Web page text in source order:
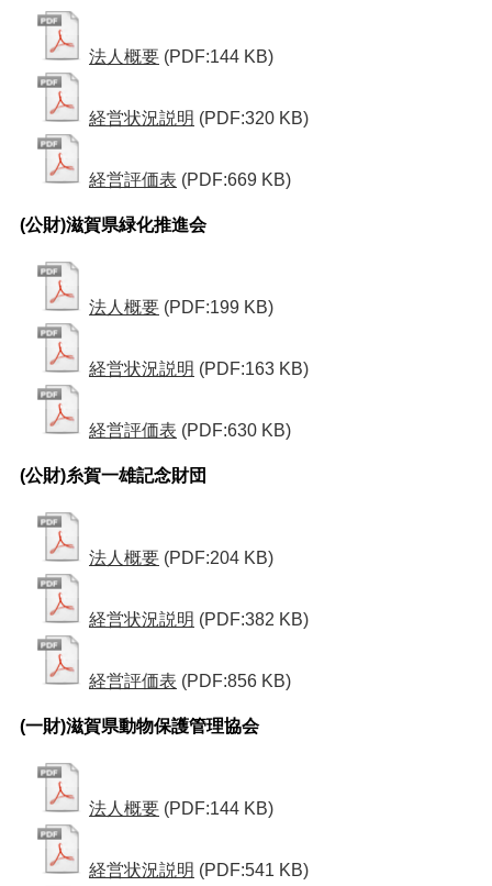
法人概要 (PDF:144 KB)
経営状況説明 (PDF:320 KB)
経営評価表 (PDF:669 KB)
(公財)滋賀県緑化推進会
法人概要 (PDF:199 KB)
経営状況説明 (PDF:163 KB)
経営評価表 (PDF:630 KB)
(公財)糸賀一雄記念財団
法人概要 (PDF:204 KB)
経営状況説明 (PDF:382 KB)
経営評価表 (PDF:856 KB)
(一財)滋賀県動物保護管理協会
法人概要 (PDF:144 KB)
経営状況説明 (PDF:541 KB)